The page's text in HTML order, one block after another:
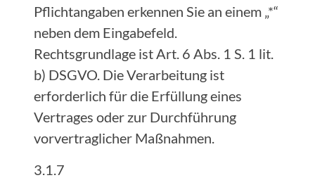
Pflichtangaben erkennen Sie an einem „*“
neben dem Eingabefeld.
Rechtsgrundlage ist Art. 6 Abs. 1 S. 1 lit.
b) DSGVO. Die Verarbeitung ist
erforderlich für die Erfüllung eines
Vertrages oder zur Durchführung
vorvertraglicher Maßnahmen.
3.1.7